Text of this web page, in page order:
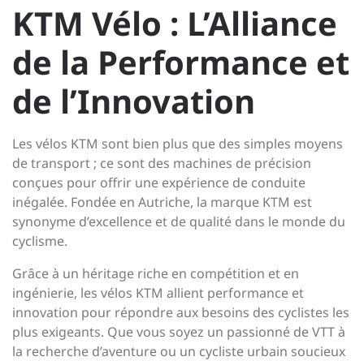
KTM Vélo : L’Alliance
de la Performance et
de l’Innovation
Les vélos KTM sont bien plus que des simples moyens
de transport ; ce sont des machines de précision
conçues pour offrir une expérience de conduite
inégalée. Fondée en Autriche, la marque KTM est
synonyme d’excellence et de qualité dans le monde du
cyclisme.
Grâce à un héritage riche en compétition et en
ingénierie, les vélos KTM allient performance et
innovation pour répondre aux besoins des cyclistes les
plus exigeants. Que vous soyez un passionné de VTT à
la recherche d’aventure ou un cycliste urbain soucieux